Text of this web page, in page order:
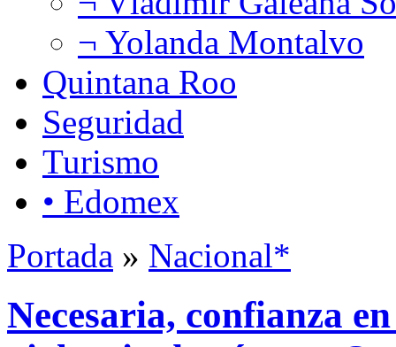
¬ Yolanda Montalvo
Quintana Roo
Seguridad
Turismo
• Edomex
Portada » Nacional*
Necesaria, confianza